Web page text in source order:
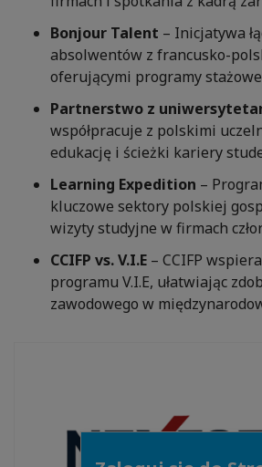
Bonjour Talent – Inicjatywa
absolwentów z francusko-
oferującymi programy
Partnerstwo z
współpracuje z polskimi
edukację i ścieżki kariery
Learning Expedition –
kluczowe sektory polskiej
wizyty studyjne w firmach
CCIFP vs. V.I.E – CCIFP
programu V.I.E, ułatwiając
zawodowego w